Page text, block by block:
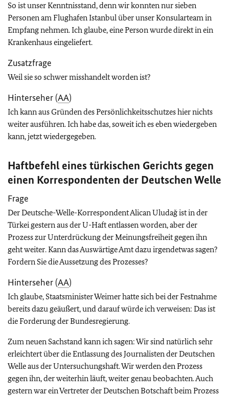
So ist unser Kenntnisstand, denn wir konnten nur sieben
Personen am Flughafen Istanbul über unser Konsularteam in
Empfang nehmen. Ich glaube, eine Person wurde direkt in ein
Krankenhaus eingeliefert.
Zusatzfrage
Weil sie so schwer misshandelt worden ist?
Hinterseher (AA)
Ich kann aus Gründen des Persönlichkeitsschutzes hier nichts
weiter ausführen. Ich habe das, soweit ich es eben wiedergeben
kann, jetzt wiedergegeben.
Haftbefehl eines türkischen Gerichts gegen
einen Korrespondenten der Deutschen Welle
Frage
Der Deutsche-Welle-Korrespondent Alican Uludağ ist in der
Türkei gestern aus der U-Haft entlassen worden, aber der
Prozess zur Unterdrückung der Meinungsfreiheit gegen ihn
geht weiter. Kann das Auswärtige Amt dazu irgendetwas sagen?
Fordern Sie die Aussetzung des Prozesses?
Hinterseher (AA)
Ich glaube, Staatsminister Weimer hatte sich bei der Festnahme
bereits dazu geäußert, und darauf würde ich verweisen: Das ist
die Forderung der Bundesregierung.
Zum neuen Sachstand kann ich sagen: Wir sind natürlich sehr
erleichtert über die Entlassung des Journalisten der Deutschen
Welle aus der Untersuchungshaft. Wir werden den Prozess
gegen ihn, der weiterhin läuft, weiter genau beobachten. Auch
gestern war ein Vertreter der Deutschen Botschaft beim Prozess